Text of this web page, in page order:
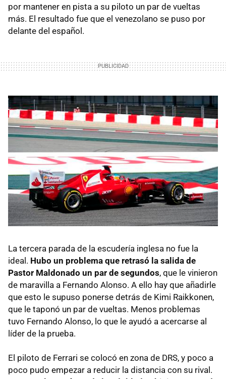
por mantener en pista a su piloto un par de vueltas
más. El resultado fue que el venezolano se puso por
delante del español.
La tercera parada de la escudería inglesa no fue la
ideal. Hubo un problema que retrasó la salida de
Pastor Maldonado un par de segundos, que le vinieron
de maravilla a Fernando Alonso. A ello hay que añadirle
que esto le supuso ponerse detrás de Kimi Raikkonen,
que le taponó un par de vueltas. Menos problemas
tuvo Fernando Alonso, lo que le ayudó a acercarse al
líder de la prueba.
El piloto de Ferrari se colocó en zona de DRS, y poco a
poco pudo empezar a reducir la distancia con su rival.